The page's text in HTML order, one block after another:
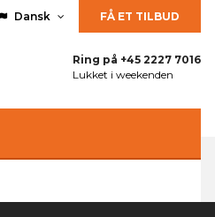
Dansk FÅ ET TILBUD
Ring på +45 2227 7016
Lukket i weekenden